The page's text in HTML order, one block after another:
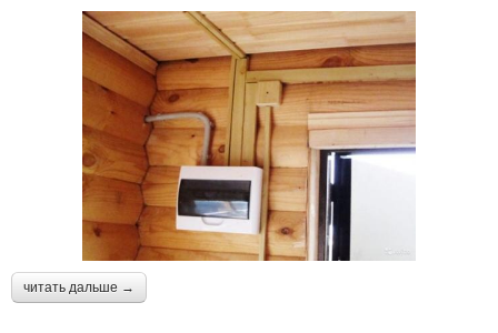
читать дальше →